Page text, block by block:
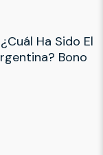
Ha Sido El
Bono